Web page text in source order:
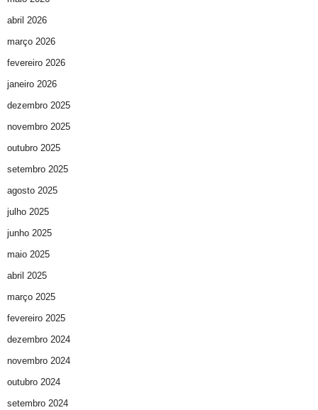
abril 2026
março 2026
fevereiro 2026
janeiro 2026
dezembro 2025
novembro 2025
outubro 2025
setembro 2025
agosto 2025
julho 2025
junho 2025
maio 2025
abril 2025
março 2025
fevereiro 2025
dezembro 2024
novembro 2024
outubro 2024
setembro 2024